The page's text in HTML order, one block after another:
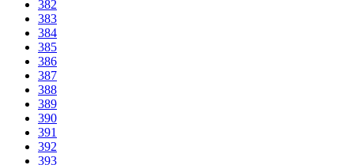
382
383
384
385
386
387
388
389
390
391
392
393